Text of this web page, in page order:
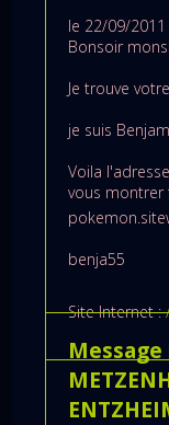
le 22/09/2011
Bonsoir
Je trouve
je suis
Voila
vous montrer
benja55
Site Internet :